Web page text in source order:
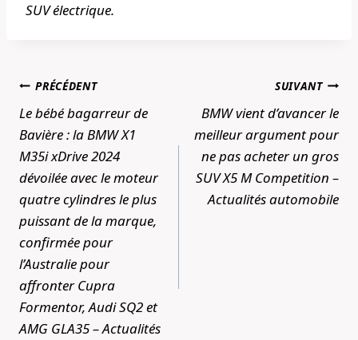
SUV électrique.
Navigation
de
l’article
PRÉCÉDENT
Le bébé bagarreur de
Bavière : la BMW X1
M35i xDrive 2024
dévoilée avec le moteur
quatre cylindres le plus
puissant de la marque,
confirmée pour
l’Australie pour
affronter Cupra
Formentor, Audi SQ2 et
AMG GLA35 – Actualités
SUIVANT
BMW vient d’avancer le
meilleur argument pour
ne pas acheter un gros
SUV X5 M Competition –
Actualités automobile